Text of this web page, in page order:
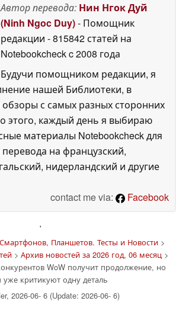
Автор перевода: Нин Нгок Дуй
(Ninh Ngoc Duy)- Помощник
редакции - 815842 статей на
Notebookcheckc 2008 года
Будучи помощником редакции, я
нашей Библиотеки, в
с самых разных сторонних
этого, каждый день я выбираю
материалы Notebookcheck для
на французский,
нидерландский и другие
contact me via:
Facebook
'
Планшетов. Тесты и Новости>
> Архив новостей за 2026 год, 06 месяц>
WoW получит продолжение, но
критикуют одну деталь
2026-06- 6 (Update: 2026-06- 6)